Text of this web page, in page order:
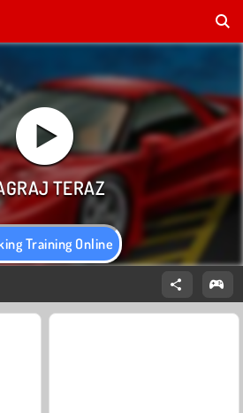
Training Online